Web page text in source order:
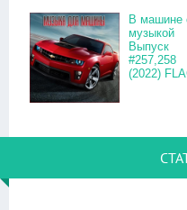
В машине
музыкой
Выпуск
#257,258
(2022)